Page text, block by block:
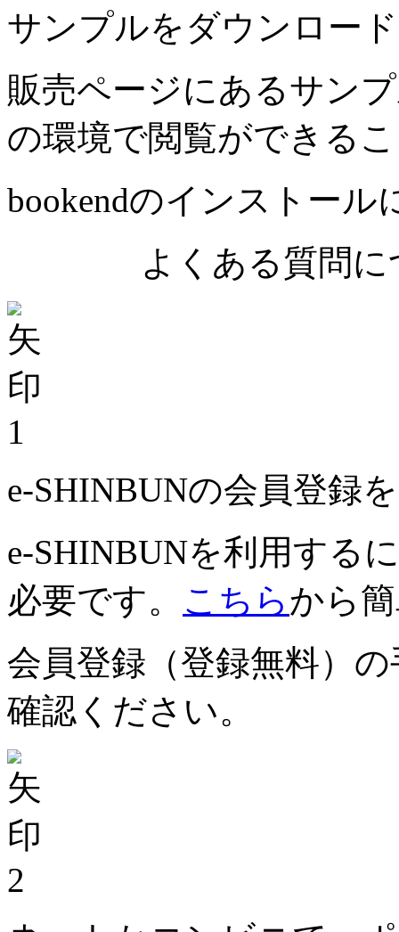
サンプルをダウンロー
販売ページにあるサン
の環境で閲覧ができる
bookendのインストール
よくある質問に
1
e-SHINBUNの会員登録
e-SHINBUNを利用する
必要です。 こちらから
会員登録（登録無料）
確認ください。
2